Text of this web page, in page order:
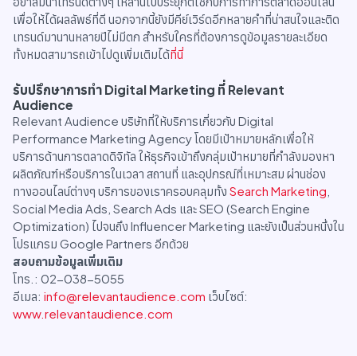
เพื่อให้ได้ผลลัพธ์ที่ดี นอกจากนี้ยังมีคีย์เวิร์ดอีกหลายคำที่น่าสนใจและติด
เทรนด์มานานหลายปีไม่มีตก สำหรับใครที่ต้องการดูข้อมูลรายละเอียด
ทั้งหมดสามารถเข้าไปดูเพิ่มเติมได้ที่นี่
รับปรึกษาการทำ Digital Marketing ที่ Relevant
Audience
Relevant Audience บริษัทที่ให้บริการเกี่ยวกับ Digital
Performance Marketing Agency โดยมีเป้าหมายหลักเพื่อให้
บริการด้านการตลาดดิจิทัล ให้ธุรกิจเข้าถึงกลุ่มเป้าหมายที่กำลังมองหา
ผลิตภัณฑ์หรือบริการในเวลา สถานที่ และอุปกรณ์ที่เหมาะสม ผ่านช่อง
ทางออนไลน์ต่างๆ บริการของเราครอบคลุมทั้ง Search Marketing
Social Media Ads, Search Ads และ SEO (Search Engine
Optimization) ไปจนถึง Influencer Marketing และยังเป็นส่วนหนึ่งใน
โปรแกรม Google Partners อีกด้วย
สอบถามข้อมูลเพิ่มเติม
โทร.: 02-038-5055
อีเมล: info@relevantaudience.com เว็บไซต์:
www.relevantaudience.com